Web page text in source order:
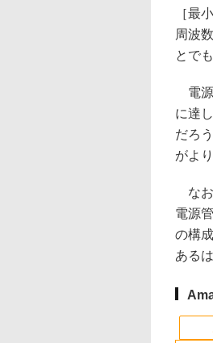
［最
周波
とで
電源
に達
だろ
がよ
なお
電源
の構
ある